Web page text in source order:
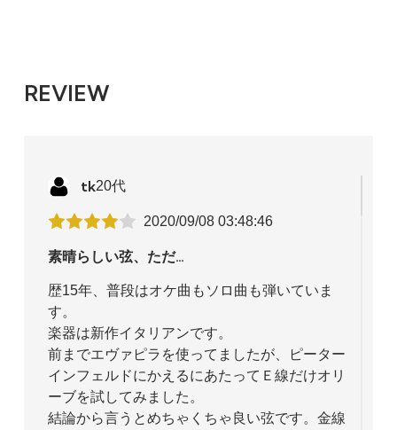
REVIEW
tk20代
2020/09/08 03:48:46
素晴らしい弦、ただ…
歴15年、普段はオケ曲もソロ曲も弾いていま
す。
楽器は新作イタリアンです。
前までエヴァピラを使ってましたが、ピーター
インフェルドにかえるにあたってＥ線だけオリ
ーブを試してみました。
結論から言うとめちゃくちゃ良い弦です。金線
2,849円(税込)
ボール
2,849円(税込)